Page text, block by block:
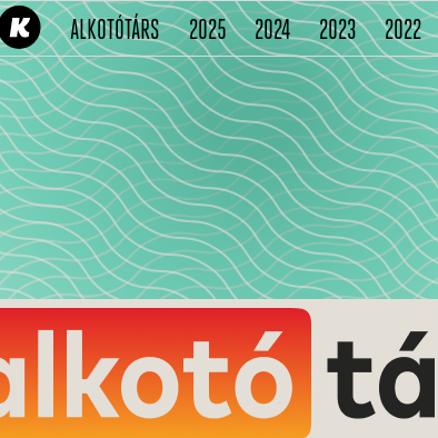
ALKOTÓTÁRS(CURRENT)
2025(CURRENT)
2024(CURRENT)
2023(CURRENT)
2022